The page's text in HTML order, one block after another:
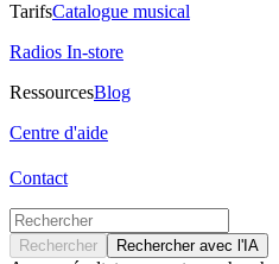
TarifsCatalogue musical
Radios In-store
RessourcesBlog
Centre d'aide
Contact
Rechercher Rechercher avec l'IA